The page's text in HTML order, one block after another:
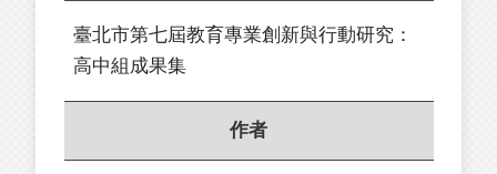
臺北市第七屆教育專業創新與行動研究：
高中組成果集
作者